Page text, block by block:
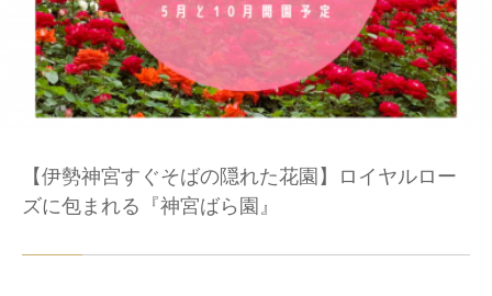
【伊勢神宮すぐそばの隠れた花園】ロイヤルロー
ズに包まれる『神宮ばら園』